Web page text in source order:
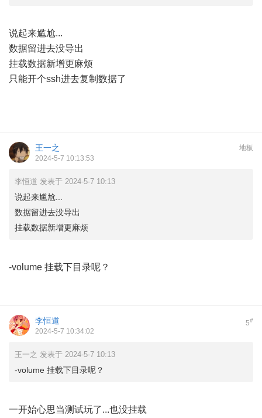
说起来尴尬...
数据留进去没导出
挂载数据新增更麻烦
只能开个ssh进去复制数据了
地板
王一之
2024-5-7 10:13:53
李恒道 发表于 2024-5-7 10:13
说起来尴尬...
数据留进去没导出
挂载数据新增更麻烦
-volume 挂载下目录呢？
5#
李恒道
2024-5-7 10:34:02
王一之 发表于 2024-5-7 10:13
-volume 挂载下目录呢？
一开始心思当测试玩了...也没挂载